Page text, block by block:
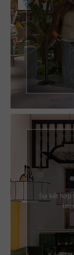
Sự kết hợp
tạo